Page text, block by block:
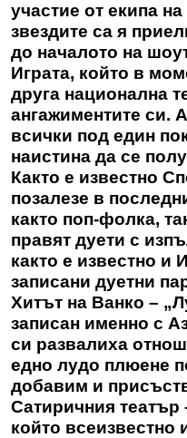
участие от екипа
звездите са я
до началото на
Играта, който в
друга национална
ангажиментите си.
всички под един
наистина да се
Както е известно
позалезе в
както поп-фолка,
правят дуети с
както е известно и
записани дуетни
Хитът на Ванко –
записан именно с
си развалиха
едно лудо плюене
добавим и
Сатиричния
който